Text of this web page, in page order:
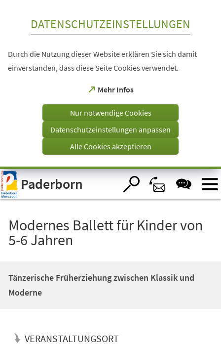
Visuelle
Assistenzsoftware
öffnen.
DATENSCHUTZEINSTELLUNGEN
Durch die Nutzung dieser Website erklären Sie sich damit
einverstanden, dass diese Seite Cookies verwendet.
Mehr Infos
(Öffnet
einem
Tab)
Nur notwendige Cookies
Datenschutzeinstellungen anpassen
Alle Cookies akzeptieren
Paderborn
Modernes Ballett für Kinder von
5-6 Jahren
Tänzerische Früherziehung zwischen Klassik und
Moderne
VERANSTALTUNGSORT